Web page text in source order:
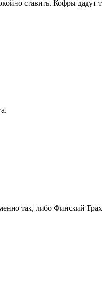
ставить. Кофры дадут
так, либо Финский